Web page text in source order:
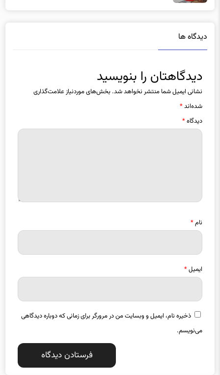
نشانی ایمیل شما منتشر نخواهد شد.بخش‌های موردنیاز علامت‌گذاری
شده‌اند*
دیدگاه*
ایمیل*
ذخیره نام، ایمیل و وبسایت من در مرورگر برای زمانی که دوباره دیدگاهی
می‌نویسم.